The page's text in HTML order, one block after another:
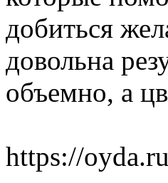
добиться
довольна
объемно, а
https://